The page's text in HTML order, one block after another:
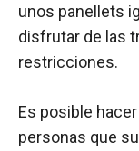
unos panellets
disfrutar de las
restricciones.
Es posible
personas que